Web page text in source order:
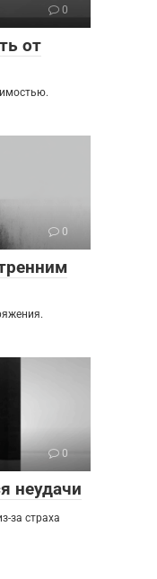
0
от
0
0
неудачи
за страха